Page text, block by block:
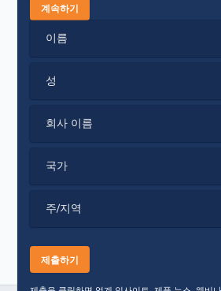
계속하기
이름
성
회사 이름
국가
주/지역